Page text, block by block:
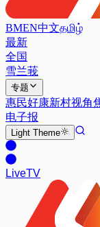
BMEN中文தமிழ்
最新
全国
雪兰莪
专题
惠民好康新村视角
电子报
Light Theme
LiveTV